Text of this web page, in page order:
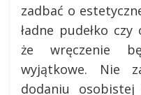
zadbać o
ładne pudełko
że wręczenie
wyjątkowe. Nie
dodaniu